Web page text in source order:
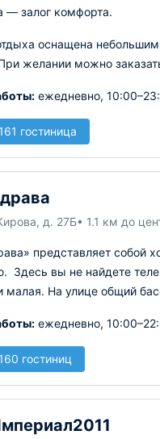
— залог комфорта.
оснащена
желании можно
ежедневно,
гостиница
д. 27Б• 1.1 км до
представляет собой
Здесь вы не найдете
малая. На улице общий
ежедневно,
гостиниц